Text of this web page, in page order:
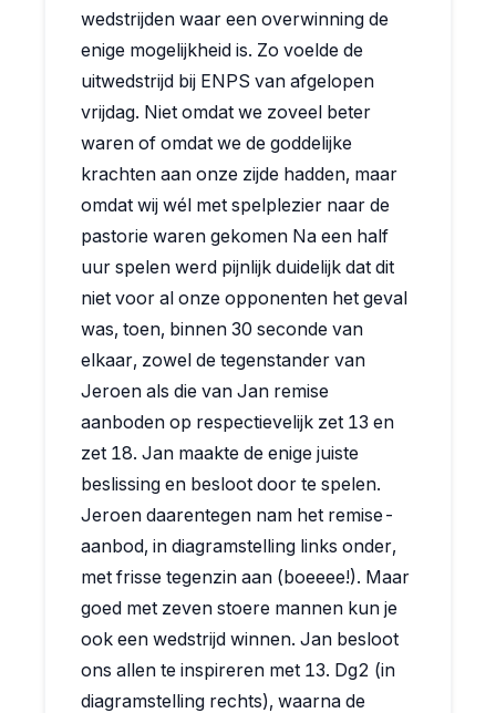
wedstrijden waar een overwinning de
enige mogelijkheid is. Zo voelde de
uitwedstrijd bij ENPS van afgelopen
vrijdag. Niet omdat we zoveel beter
waren of omdat we de goddelijke
krachten aan onze zijde hadden, maar
omdat wij wél met spelplezier naar de
pastorie waren gekomen Na een half
uur spelen werd pijnlijk duidelijk dat dit
niet voor al onze opponenten het geval
was, toen, binnen 30 seconde van
elkaar, zowel de tegenstander van
Jeroen als die van Jan remise
aanboden op respectievelijk zet 13 en
zet 18. Jan maakte de enige juiste
beslissing en besloot door te spelen.
Jeroen daarentegen nam het remise-
aanbod, in diagramstelling links onder,
met frisse tegenzin aan (boeeee!). Maar
goed met zeven stoere mannen kun je
ook een wedstrijd winnen. Jan besloot
ons allen te inspireren met 13. Dg2 (in
diagramstelling rechts), waarna de